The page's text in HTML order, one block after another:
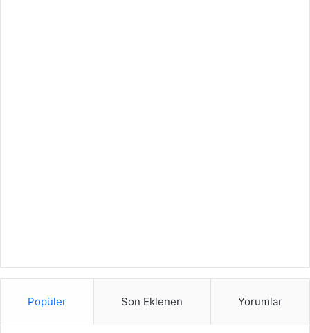
Popüler Son Eklenen Yorumlar